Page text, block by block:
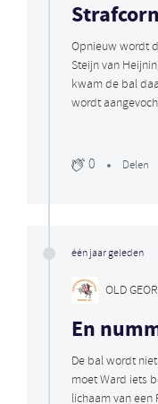
Opnieuw wordt
Steijn van
kwam de bal
wordt
0 Delen
één jaar geleden
OLD
En
De bal wordt
moet Ward iets
lichaam van een